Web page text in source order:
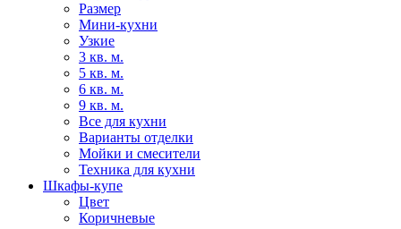
Размер
Мини-кухни
Узкие
3 кв. м.
5 кв. м.
6 кв. м.
9 кв. м.
Все для кухни
Варианты отделки
Мойки и смесители
Техника для кухни
Шкафы-купе
Цвет
Коричневые